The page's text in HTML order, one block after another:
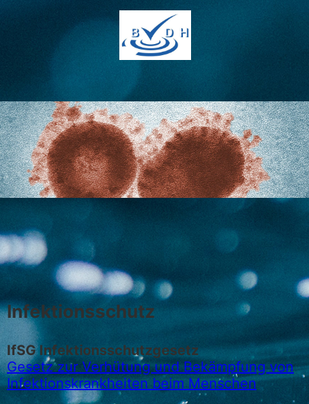
Infektionsschutz
IfSG Infektionsschutzgesetz
Gesetz zur Verhütung und Bekämpfung von
Infektionskrankheiten beim Menschen